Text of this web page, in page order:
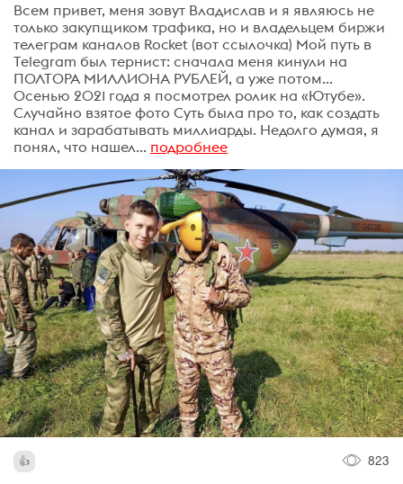
Всем привет, меня зовут Владислав и я являюсь не
только закупщиком трафика, но и владельцем биржи
телеграм каналов Rocket (вот ссылочка) Мой путь в
Telegram был тернист: сначала меня кинули на
ПОЛТОРА МИЛЛИОНА РУБЛЕЙ, а уже потом...
Осенью 2021 года я посмотрел ролик на «Ютубе».
Случайно взятое фото Суть была про то, как создать
канал и зарабатывать миллиарды. Недолго думая, я
понял, что нашел... подробнее
823